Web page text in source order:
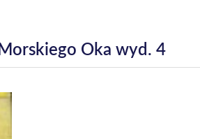
Oka wyd. 4